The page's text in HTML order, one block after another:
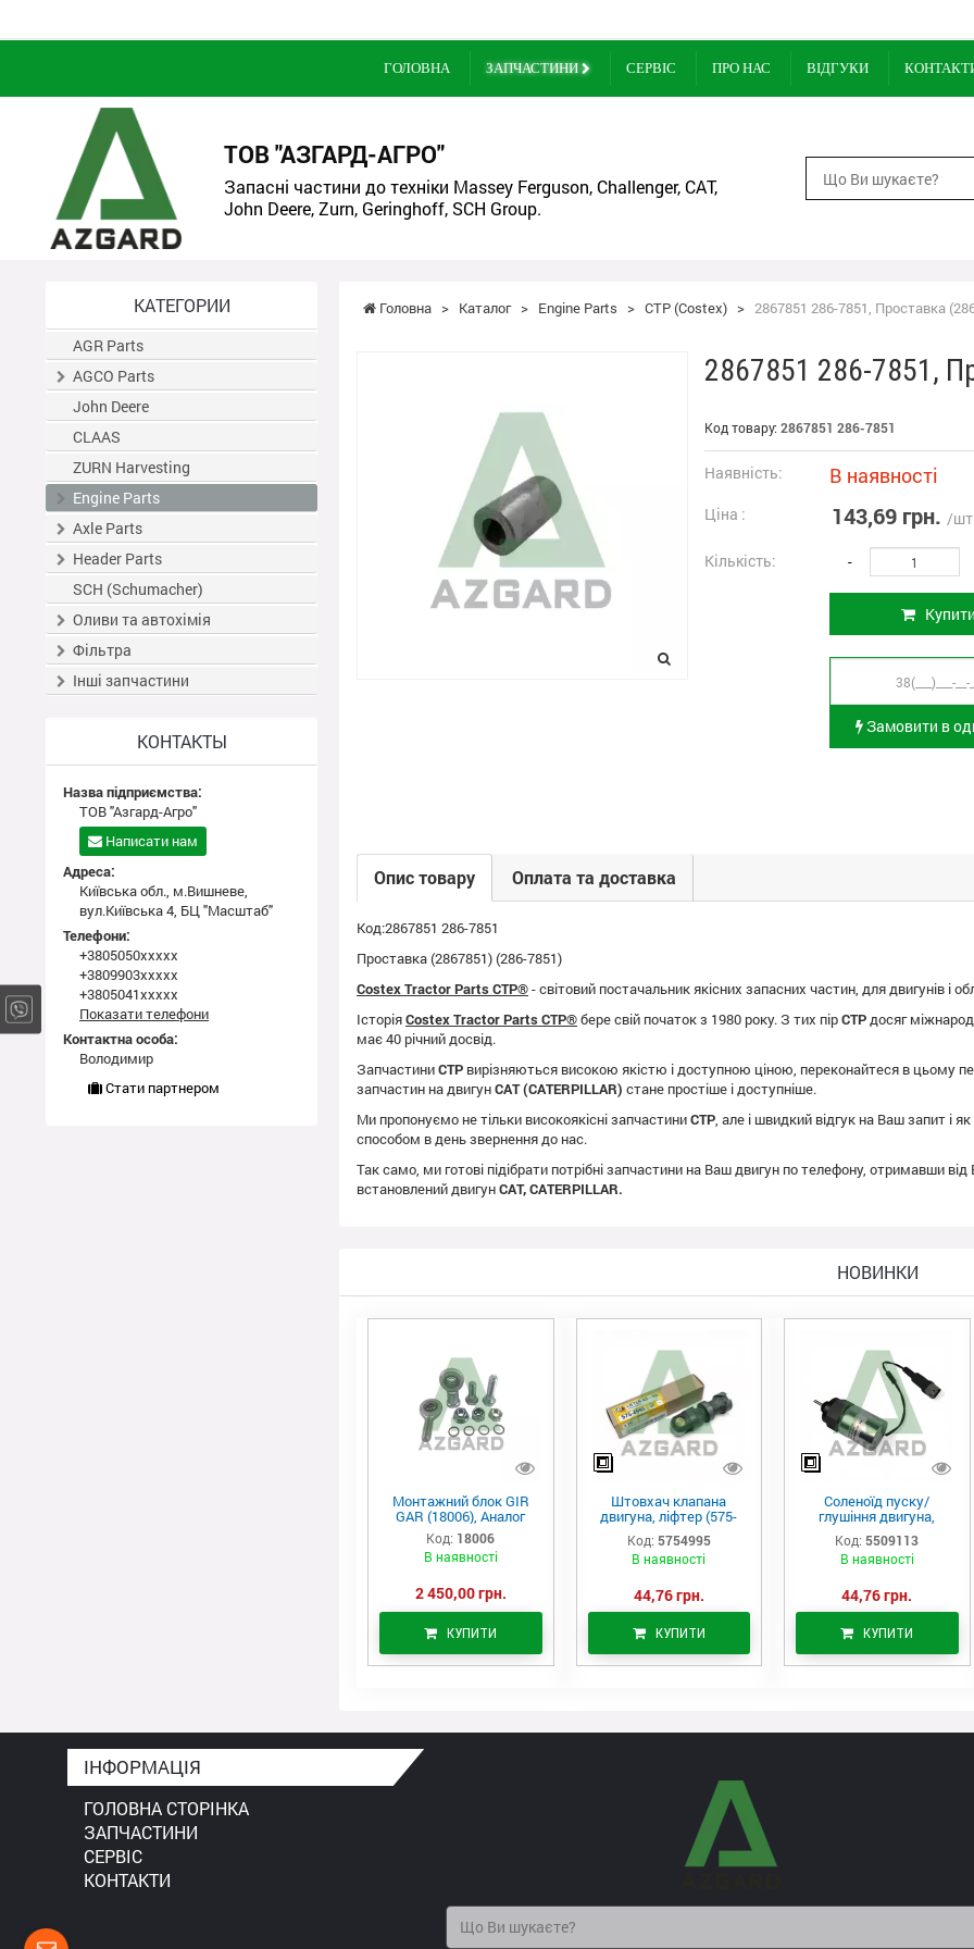
ГОЛОВНА ЗАПЧАСТИНИ СЕРВІС ПРО НАС ВІДГУКИ
ТОВ "АЗГАРД-АГРО"
Запасні частини до техніки Massey Ferguson, Challenger, CAT,
John Deere, Zurn, Geringhoff, SCH Group.
Головна > Каталог > Engine Parts > CTP (Costex) > 2867851 286-7851, Проставка
2867851 286-7851,
Код товару: 2867851 286-7851
Наявність: В наявності
Ціна : 143,69 грн. /шт
Кількість: -
Купити
Замовити в
Опис товару Оплата та доставка
Код:2867851 286-7851
Проставка (2867851) (286-7851)
Costex Tractor Parts CTP®- світовий постачальник якісних запасних частин, для двигунів і
ІсторіяCostex Tractor Parts CTP®бере свій початок з 1980 року. З тих пірCTPдосяг
має 40 річний досвід.
ЗапчастиниCTP вирізняються високою якістю і доступною ціною, переконайтеся в цьому
запчастин на двигунCAT (CATERPILLAR) стане простіше і доступніше.
Ми пропонуємо не тільки високоякісні запчастиниCTP, але і швидкий відгук на Ваш запит і
способом в день звернення до нас.
Так само, ми готові підібрати потрібні запчастини на Ваш двигун по телефону, отримавши
встановлений двигунCAT, CATERPILLAR.
НОВИНКИ
Монтажний блок GIR
GAR (18006), Аналог
Код: 18006
В наявності
2 450,00 грн.
КУПИТИ
Штовхач клапана
двигуна, ліфтер (575-
4995)
Код: 5754995
В наявності
44,76 грн.
КУПИТИ
Соленоїд пуску/
глушіння двигуна,
актуатор (550-9113)
Код: 5509113
В наявності
44,76 грн.
КУПИТИ
КАТЕГОРИИ
AGR Parts
AGCO Parts
John Deere
CLAAS
ZURN Harvesting
Engine Parts
Axle Parts
Header Parts
SCH (Schumacher)
Оливи та автохімія
Фільтра
Інші запчастини
КОНТАКТЫ
Назва підприємства:
ТОВ "Азгард-Агро"
Написати нам
Адреса:
Київська обл., м.Вишневе,
вул.Київська 4, БЦ "Масштаб"
Телефони:
+3805050xxxxx
+3809903xxxxx
+3805041xxxxx
Показати телефони
Контактна особа:
Володимир
Стати партнером
ІНФОРМАЦІЯ
ГОЛОВНА СТОРІНКА
ЗАПЧАСТИНИ
СЕРВІС
КОНТАКТИ